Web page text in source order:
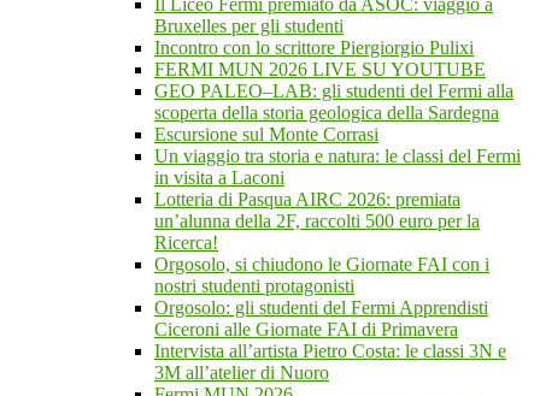
Il Liceo Fermi premiato da ASOC: viaggio a
Bruxelles per gli studenti
Incontro con lo scrittore Piergiorgio Pulixi
FERMI MUN 2026 LIVE SU YOUTUBE
GEO PALEO–LAB: gli studenti del Fermi alla
scoperta della storia geologica della Sardegna
Escursione sul Monte Corrasi
Un viaggio tra storia e natura: le classi del Fermi
in visita a Laconi
Lotteria di Pasqua AIRC 2026: premiata
un’alunna della 2F, raccolti 500 euro per la
Ricerca!
Orgosolo, si chiudono le Giornate FAI con i
nostri studenti protagonisti
Orgosolo: gli studenti del Fermi Apprendisti
Ciceroni alle Giornate FAI di Primavera
Intervista all’artista Pietro Costa: le classi 3N e
3M all’atelier di Nuoro